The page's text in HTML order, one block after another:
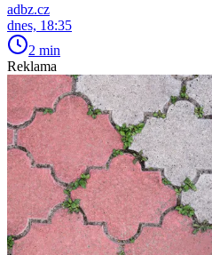
adbz.cz
dnes, 18:35
2 min
Reklama